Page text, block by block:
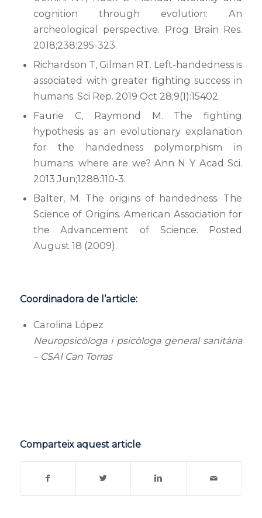
cognition through evolution: An
archeological perspective. Prog Brain Res.
2018;238:295-323.
Richardson T, Gilman RT. Left-handedness is
associated with greater fighting success in
humans. Sci Rep. 2019 Oct 28;9(1):15402.
Faurie C, Raymond M. The fighting
hypothesis as an evolutionary explanation
for the handedness polymorphism in
humans: where are we? Ann N Y Acad Sci.
2013 Jun;1288:110-3.
Balter, M. The origins of handedness. The
Science of Origins. American Association for
the Advancement of Science. Posted
August 18 (2009).
Coordinadora de l’article:
Carolina López
Neuropsicòloga i psicòloga general sanitària
– CSAI Can Torras
Comparteix aquest article